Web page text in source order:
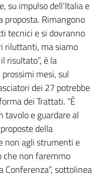
su impulso dell’Italia e
proposta. Rimangono
tecnici e si dovranno
riluttanti, ma siamo
risultato”, è la
mesi, sul
dei 27 potrebbe
dei Trattati. “È
tavolo e guardare al
della
non agli strumenti e
che non faremmo
Conferenza”, sottolinea